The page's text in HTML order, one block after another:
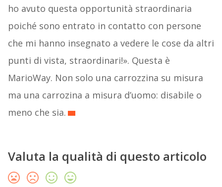
ho avuto questa opportunità straordinaria
poiché sono entrato in contatto con persone
che mi hanno insegnato a vedere le cose da altri
punti di vista, straordinari!». Questa è
MarioWay. Non solo una carrozzina su misura
ma una carrozina a misura d’uomo: disabile o
meno che sia.
Valuta la qualità di questo articolo